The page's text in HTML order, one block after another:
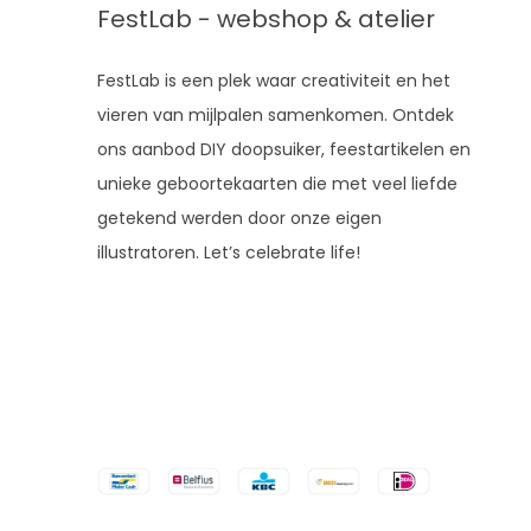
FestLab - webshop & atelier
FestLab is een plek waar creativiteit en het
vieren van mijlpalen samenkomen. Ontdek
ons aanbod DIY doopsuiker, feestartikelen en
unieke geboortekaarten die met veel liefde
getekend werden door onze eigen
illustratoren. Let’s celebrate life!